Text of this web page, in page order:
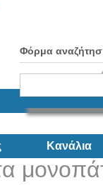
Φόρμα
Κανάλια